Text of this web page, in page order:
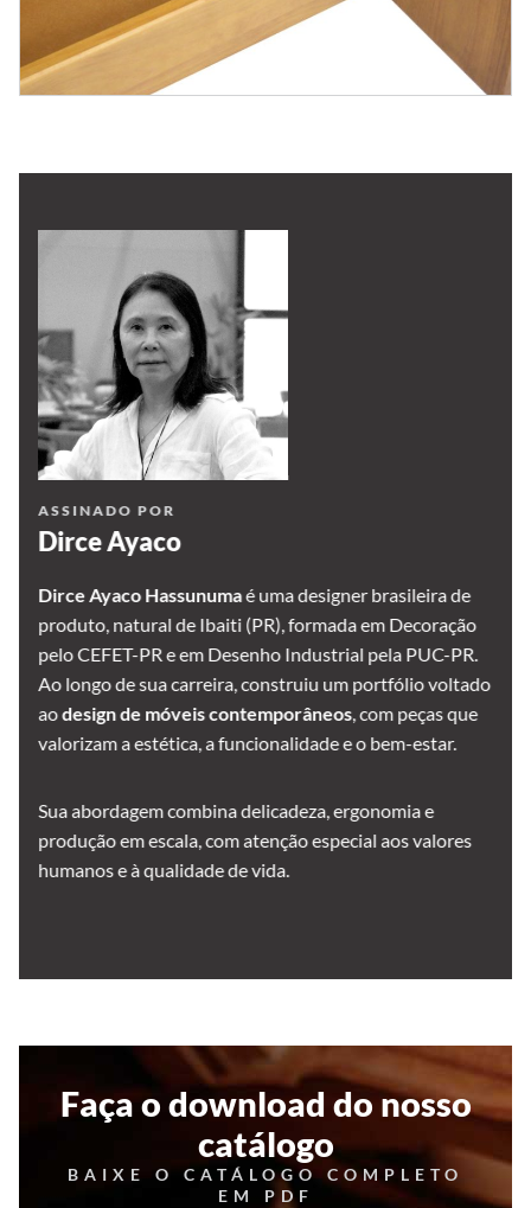
ASSINADO POR
Dirce Ayaco
Dirce Ayaco Hassunumaé uma designer brasileira de
produto, natural de Ibaiti (PR), formada em Decoração
pelo CEFET-PR e em Desenho Industrial pela PUC-PR.
Ao longo de sua carreira, construiu um portfólio voltado
aodesign de móveis contemporâneos, com peças que
valorizam a estética, a funcionalidade e o bem-estar.
Sua abordagem combina delicadeza, ergonomia e
produção em escala, com atenção especial aos valores
humanos e à qualidade de vida.
Faça o download do nosso
catálogo
BAIXE O CATÁLOGO COMPLETO
EM PDF